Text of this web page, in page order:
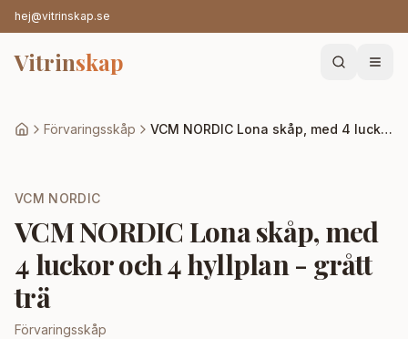
hej@vitrinskap.se
Vitrinskap
Förvaringsskåp VCM NORDIC Lona skåp, med 4 luckor och 4 hyllplan - grått trä
VCM NORDIC
VCM NORDIC Lona skåp, med
4 luckor och 4 hyllplan - grått
trä
Förvaringsskåp